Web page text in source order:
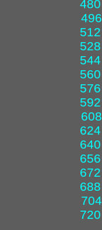
480
496
512
528
544
560
576
592
608
624
640
656
672
688
704
720